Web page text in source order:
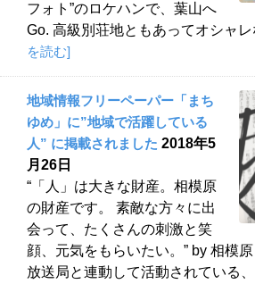
フォト”のロケハンで、葉山へ
Go. 高級別荘地ともあってオシャ
を読む]
地域情報フリーペーパー「まち
ゆめ」に”地域で活躍している
人” に掲載されました 2018年5
月26日
“「人」は大きな財産。相模原
の財産です。 素敵な方々に出
会って、たくさんの刺激と笑
顔、元気をもらいたい。” by 相模
放送局と連動して活動されている